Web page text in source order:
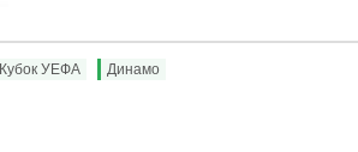
Кубок УЕФА Динамо